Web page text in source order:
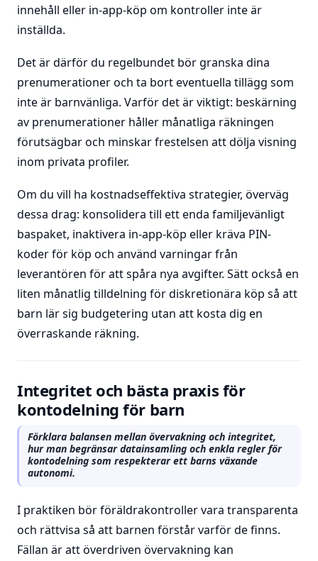
innehåll eller in-app-köp om kontroller inte är
inställda.
Det är därför du regelbundet bör granska dina
prenumerationer och ta bort eventuella tillägg som
inte är barnvänliga. Varför det är viktigt: beskärning
av prenumerationer håller månatliga räkningen
förutsägbar och minskar frestelsen att dölja visning
inom privata profiler.
Om du vill ha kostnadseffektiva strategier, överväg
dessa drag: konsolidera till ett enda familjevänligt
baspaket, inaktivera in-app-köp eller kräva PIN-
koder för köp och använd varningar från
leverantören för att spåra nya avgifter. Sätt också en
liten månatlig tilldelning för diskretionära köp så att
barn lär sig budgetering utan att kosta dig en
överraskande räkning.
Integritet och bästa praxis för
kontodelning för barn
Förklara balansen mellan övervakning och integritet,
hur man begränsar datainsamling och enkla regler för
kontodelning som respekterar ett barns växande
autonomi.
I praktiken bör föräldrakontroller vara transparenta
och rättvisa så att barnen förstår varför de finns.
Fällan är att överdriven övervakning kan